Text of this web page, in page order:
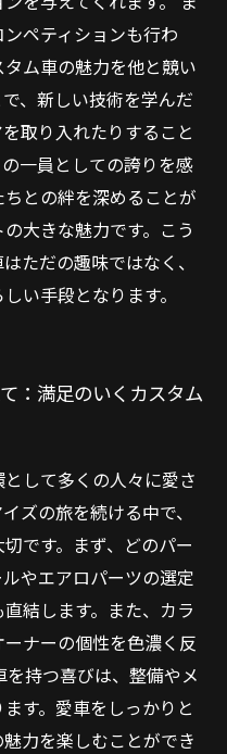
ペティションも行わ
ム車の魅力を他と競い
、新しい技術を学んだ
取り入れたりすること
一員としての誇りを感
との絆を深めることが
大きな魅力です。こう
ただの趣味ではなく、
い手段となります。
：満足のいくカスタム
して多くの人々に愛さ
ズの旅を続ける中で、
です。まず、どのパー
やエアロパーツの選定
結します。また、カラ
ナーの個性を色濃く反
持つ喜びは、整備やメ
す。愛車をしっかりと
力を楽しむことができ